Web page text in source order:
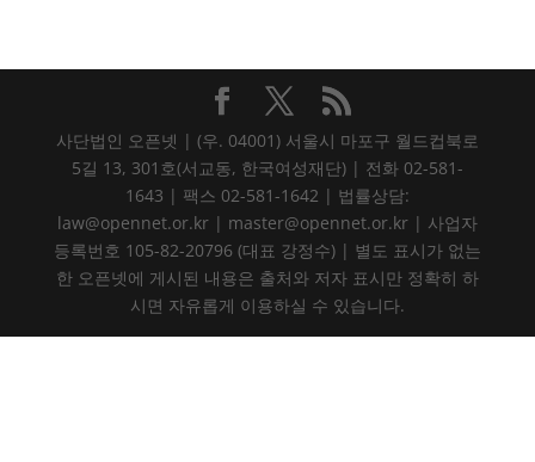
사단법인 오픈넷 | (우. 04001) 서울시 마포구 월드컵북로
5길 13, 301호(서교동, 한국여성재단) | 전화 02-581-
1643 | 팩스 02-581-1642 | 법률상담:
law@opennet.or.kr | master@opennet.or.kr | 사업자
등록번호 105-82-20796 (대표 강정수) | 별도 표시가 없는
한 오픈넷에 게시된 내용은 출처와 저자 표시만 정확히 하
시면 자유롭게 이용하실 수 있습니다.